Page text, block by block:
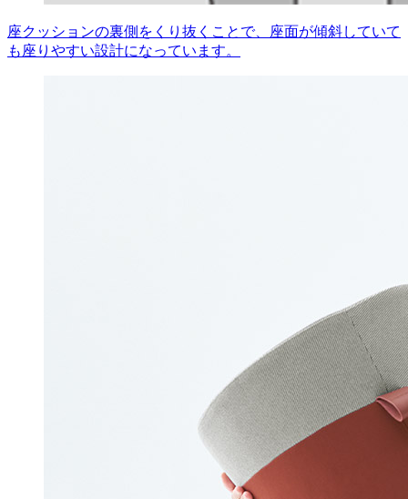
座クッションの裏側をくり抜くことで、座面が傾斜していて
も座りやすい設計になっています。